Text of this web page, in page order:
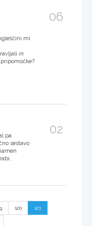
mi
in
06
pa
sestavo
02
120 121